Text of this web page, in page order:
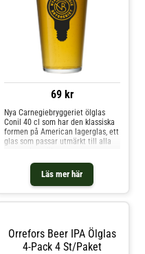
69 kr
Läs mer här
Nya Carnegiebryggeriet ölglas
Conil 40 cl som har den klassiska
formen på American lagerglas, ett
glas som passar utmärkt till alla
eller som ett rörglas i baren. Nya
Carnegiebryggeriets logga är
tryckt på dess framsida. Ett av
portarna under våren 2014 och
har sedan dess gått från klarhet
till klarhet.
Orrefors Beer IPA Ölglas
4-Pack 4 St/paket